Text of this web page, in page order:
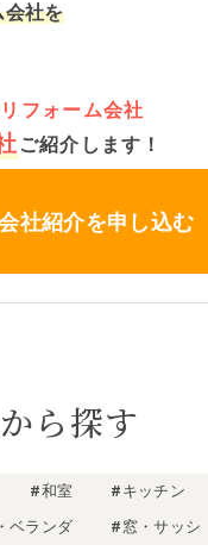
会社を
フォーム会社
ご紹介します！
社紹介を申し込む
ら探す
#和室 #キッチン
ベランダ #窓・サッシ